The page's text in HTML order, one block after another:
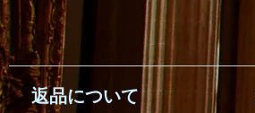
返品について